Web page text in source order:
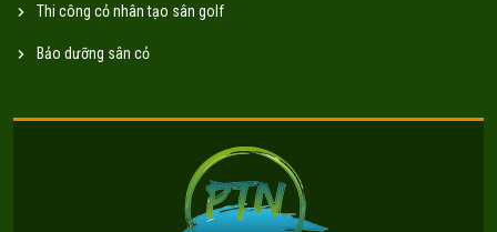
Thi công cỏ nhân tạo sân golf
Bảo dưỡng sân cỏ